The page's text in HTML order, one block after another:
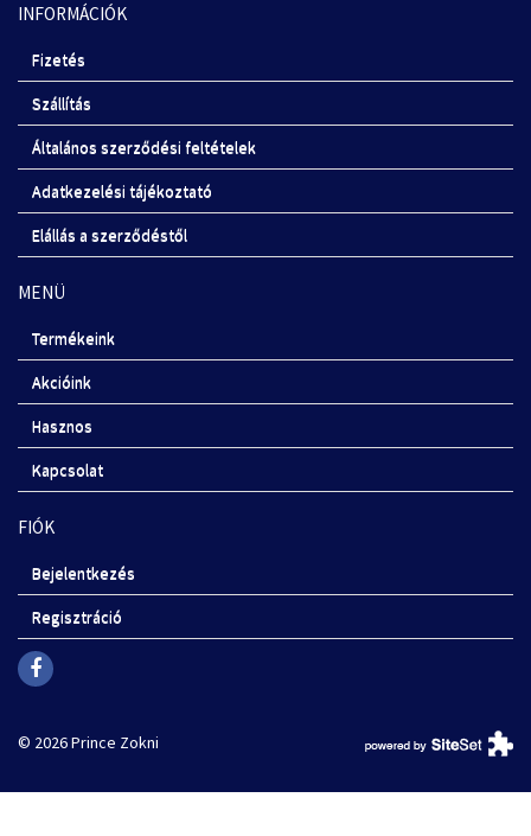
INFORMÁCIÓK
Fizetés
Szállítás
Általános szerződési feltételek
Adatkezelési tájékoztató
Elállás a szerződéstől
MENÜ
Termékeink
Akcióink
Hasznos
Kapcsolat
FIÓK
Bejelentkezés
Regisztráció
© 2026 Prince Zokni